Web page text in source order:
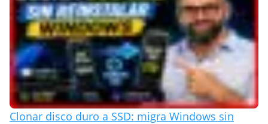
Clonar disco duro a SSD: migra Windows sin